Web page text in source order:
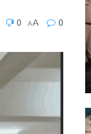
0 AA 0